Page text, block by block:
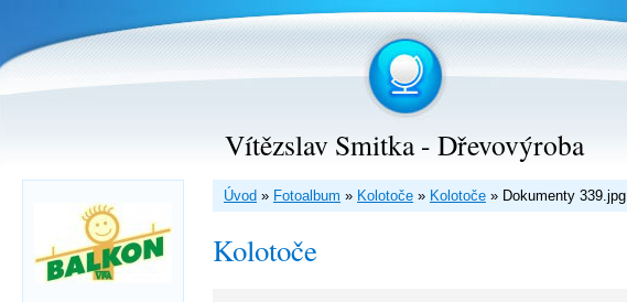
Vítězslav Smitka - Dřevovýroba
Úvod » Fotoalbum » Kolotoče » Kolotoče » Dokumenty 339.jpg
Kolotoče